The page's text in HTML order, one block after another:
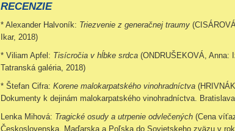
RECENZIE
* Alexander Halvoník: Triezvenie z generačnej traumy
Ikar, 2018)
* Viliam Apfel: Tisícročia v hĺbke srdca (ONDRUŠEKOVÁ, Anna:
Tatranská galéria, 2018)
* Štefan Cifra: Korene malokarpatského vinohradníctva
Dokumenty k dejinám malokarpatského vinohradníctva.
Lenka Mihová: Tragické osudy a utrpenie odvlečených (Cena
Československa, Maďarska a Poľska do Sovietskeho zväzu v